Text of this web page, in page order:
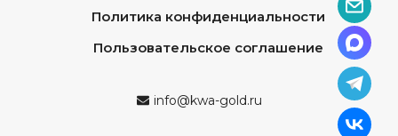
Политика конфиденциальности
Пользовательское соглашение
info@kwa-gold.ru